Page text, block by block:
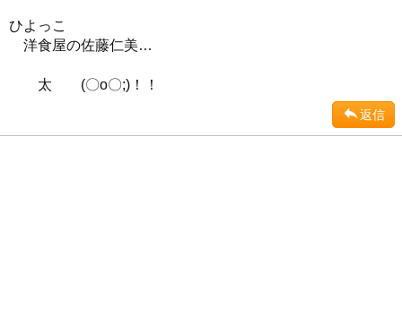
ひよっこ
洋食屋の佐藤仁美…
太 (〇o〇;)！！
返信